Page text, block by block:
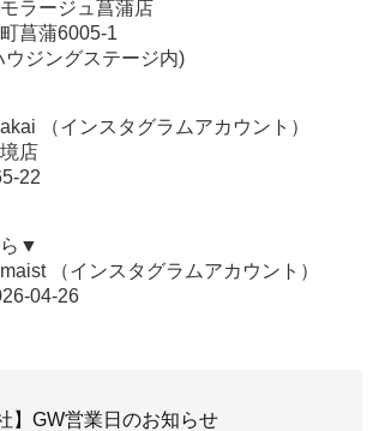
ラージュ菖蒲店
菖蒲6005-1
ジングステージ内)
（インスタグラムアカウント）
店
22
▼
（インスタグラムアカウント）
04-26
】GW営業日のお知らせ